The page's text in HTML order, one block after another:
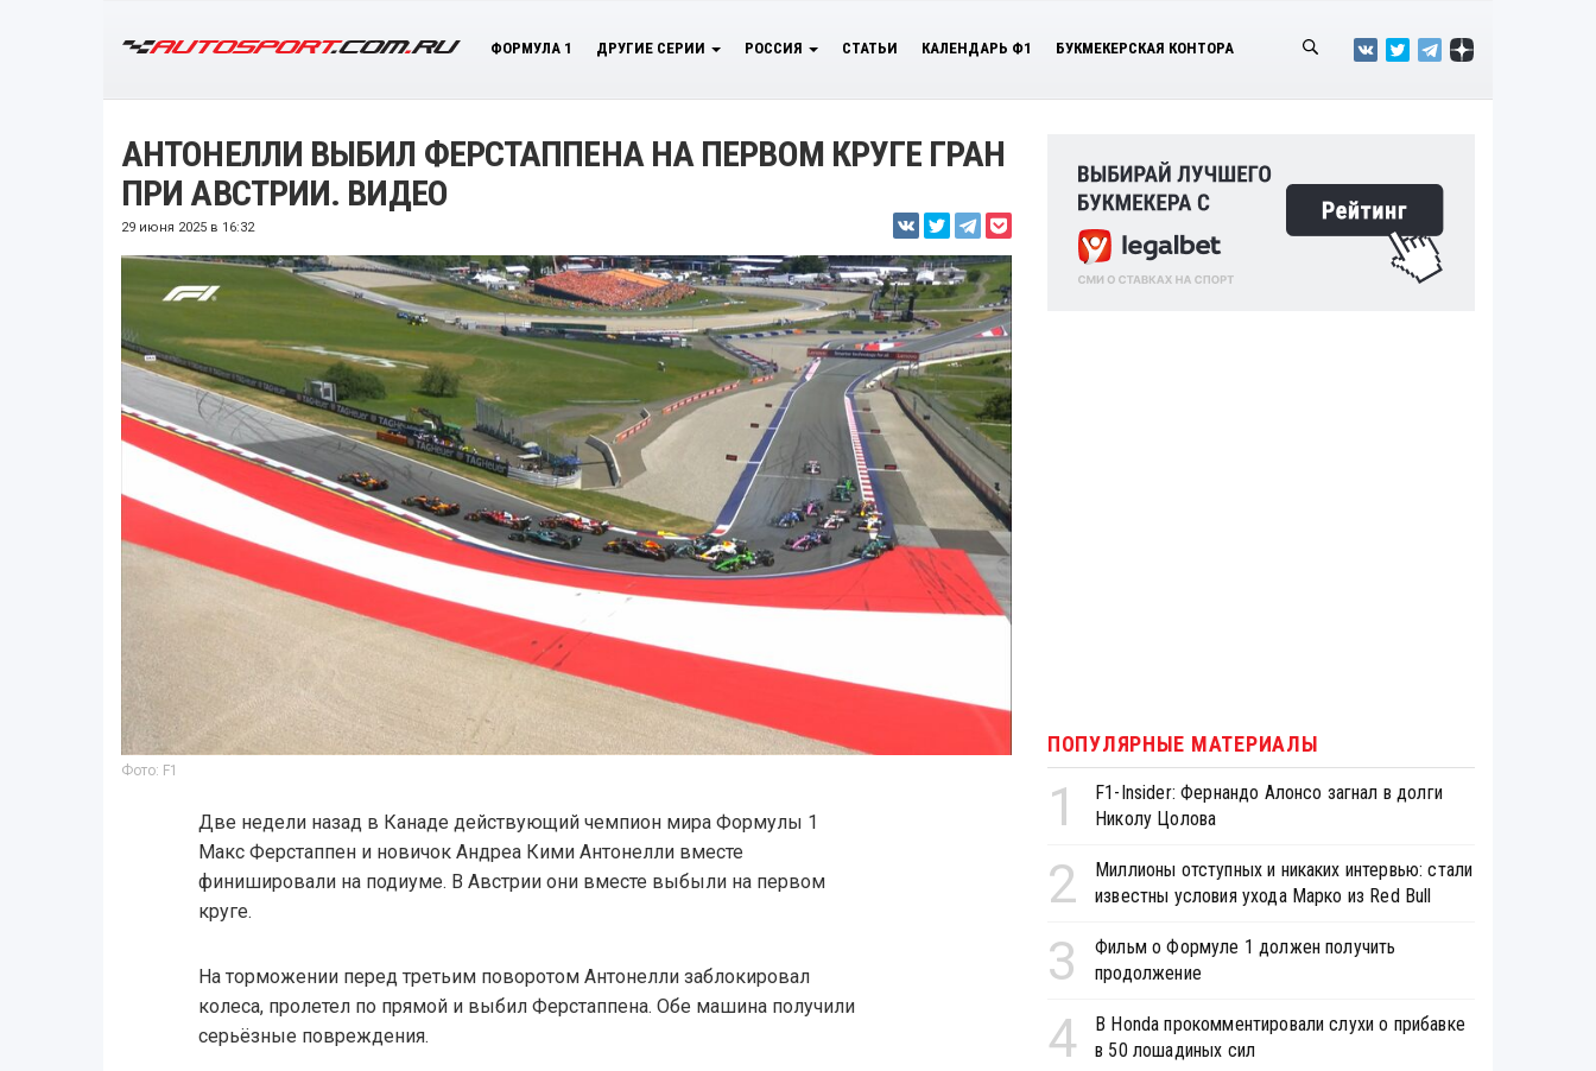
ФОРМУЛА 1 ДРУГИЕ СЕРИИ РОССИЯ СТАТЬИ КАЛЕНДАРЬ Ф1 БУКМЕКЕРСКАЯ КОНТОРА
АНТОНЕЛЛИ ВЫБИЛ ФЕРСТАППЕНА НА ПЕРВОМ КРУГЕ ГРАН
ПРИ АВСТРИИ. ВИДЕО
29 июня 2025 в 16:32
Фото: F1
Две недели назад в Канаде действующий чемпион мира Формулы 1
Макс Ферстаппен и новичок Андреа Кими Антонелли вместе
финишировали на подиуме. В Австрии они вместе выбыли на первом
круге.
На торможении перед третьим поворотом Антонелли заблокировал
колеса, пролетел по прямой и выбил Ферстаппена. Обе машина получили
серьёзные повреждения.
ПОПУЛЯРНЫЕ МАТЕРИАЛЫ
1
F1-Insider: Фернандо Алонсо загнал в долги
Николу Цолова
2
Миллионы отступных и никаких интервью: стали
известны условия ухода Марко из Red Bull
3
Фильм о Формуле 1 должен получить
продолжение
4
В Honda прокомментировали слухи о прибавке
в 50 лошадиных сил